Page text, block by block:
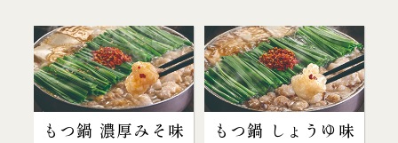
もつ鍋 濃厚みそ味 もつ鍋 しょうゆ味